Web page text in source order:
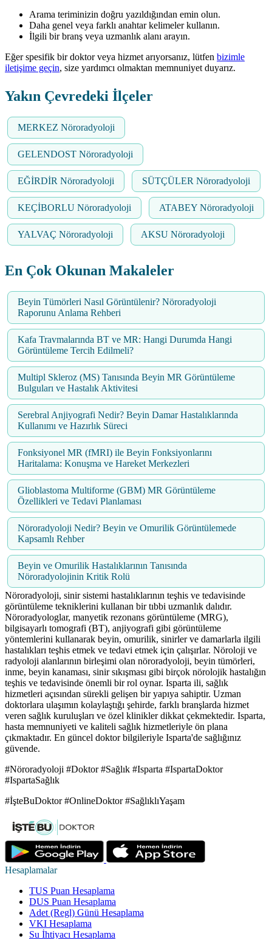
Arama teriminizin doğru yazıldığından emin olun.
Daha genel veya farklı anahtar kelimeler kullanın.
İlgili bir branş veya uzmanlık alanı arayın.
Eğer spesifik bir doktor veya hizmet arıyorsanız, lütfen bizimle
iletişime geçin, size yardımcı olmaktan memnuniyet duyarız.
Yakın Çevredeki İlçeler
MERKEZ Nöroradyoloji
GELENDOST Nöroradyoloji
EĞİRDİR Nöroradyoloji SÜTÇÜLER Nöroradyoloji
KEÇİBORLU Nöroradyoloji ATABEY Nöroradyoloji
YALVAÇ Nöroradyoloji AKSU Nöroradyoloji
En Çok Okunan Makaleler
Beyin Tümörleri Nasıl Görüntülenir? Nöroradyoloji
Raporunu Anlama Rehberi
Kafa Travmalarında BT ve MR: Hangi Durumda Hangi
Görüntüleme Tercih Edilmeli?
Multipl Skleroz (MS) Tanısında Beyin MR Görüntüleme
Bulguları ve Hastalık Aktivitesi
Serebral Anjiyografi Nedir? Beyin Damar Hastalıklarında
Kullanımı ve Hazırlık Süreci
Fonksiyonel MR (fMRI) ile Beyin Fonksiyonlarını
Haritalama: Konuşma ve Hareket Merkezleri
Glioblastoma Multiforme (GBM) MR Görüntüleme
Özellikleri ve Tedavi Planlaması
Nöroradyoloji Nedir? Beyin ve Omurilik Görüntülemede
Kapsamlı Rehber
Beyin ve Omurilik Hastalıklarının Tanısında
Nöroradyolojinin Kritik Rolü
Nöroradyoloji, sinir sistemi hastalıklarının teşhis ve tedavisinde
görüntüleme tekniklerini kullanan bir tıbbi uzmanlık dalıdır.
Nöroradyologlar, manyetik rezonans görüntüleme (MRG),
bilgisayarlı tomografi (BT), anjiyografi gibi görüntüleme
yöntemlerini kullanarak beyin, omurilik, sinirler ve damarlarla ilgili
hastalıkları teşhis etmek ve tedavi etmek için çalışırlar. Nöroloji ve
radyoloji alanlarının birleşimi olan nöroradyoloji, beyin tümörleri,
inme, beyin kanaması, sinir sıkışması gibi birçok nörolojik hastalığın
teşhis ve tedavisinde önemli bir rol oynar. Isparta ili, sağlık
hizmetleri açısından sürekli gelişen bir yapıya sahiptir. Uzman
doktorlara ulaşımın kolaylaştığı şehirde, farklı branşlarda hizmet
veren sağlık kuruluşları ve özel klinikler dikkat çekmektedir. Isparta,
hasta memnuniyeti ve kaliteli sağlık hizmetleriyle ön plana
çıkmaktadır. En güncel doktor bilgileriyle Isparta'de sağlığınız
güvende.
#Nöroradyoloji #Doktor #Sağlık #Isparta #IspartaDoktor
#IspartaSağlık
#İşteBuDoktor #OnlineDoktor #SağlıklıYaşam
Hesaplamalar
TUS Puan Hesaplama
DUS Puan Hesaplama
Adet (Regl) Günü Hesaplama
VKI Hesaplama
Su İhtiyacı Hesaplama